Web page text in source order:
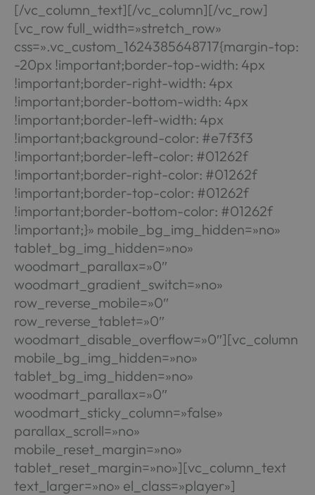
[/vc_column_text][/vc_column][/vc_row]
[vc_row full_width=»stretch_row»
css=».vc_custom_1624385648717{margin-top:
-20px !important;border-top-width: 4px
!important;border-right-width: 4px
!important;border-bottom-width: 4px
!important;border-left-width: 4px
!important;background-color: #e7f3f3
!important;border-left-color: #01262f
!important;border-right-color: #01262f
!important;border-top-color: #01262f
!important;border-bottom-color: #01262f
!important;}» mobile_bg_img_hidden=»no»
tablet_bg_img_hidden=»no»
woodmart_parallax=»0″
woodmart_gradient_switch=»no»
row_reverse_mobile=»0″
row_reverse_tablet=»0″
woodmart_disable_overflow=»0″][vc_column
mobile_bg_img_hidden=»no»
tablet_bg_img_hidden=»no»
woodmart_parallax=»0″
woodmart_sticky_column=»false»
parallax_scroll=»no»
mobile_reset_margin=»no»
tablet_reset_margin=»no»][vc_column_text
text_larger=»no» el_class=»player»]